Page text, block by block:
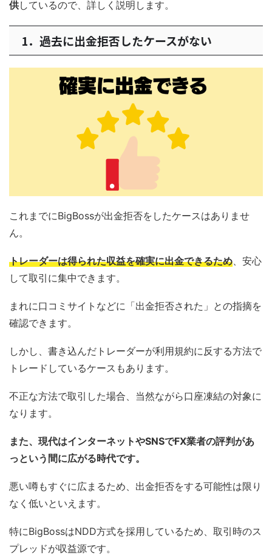
供しているので、詳しく説明します。
1．過去に出金拒否したケースがない
これまでにBigBossが出金拒否をしたケースはありませ
ん。
トレーダーは得られた収益を確実に出金できるため 、安心
して取引に集中できます。
まれに口コミサイトなどに「出金拒否された」との指摘を
確認できます。
しかし、書き込んだトレーダーが利用規約に反する方法で
トレードしているケースもあります。
不正な方法で取引した場合、当然ながら口座凍結の対象に
なります。
また、現代はインターネットやSNSでFX業者の評判があ
っという間に広がる時代です。
悪い噂もすぐに広まるため、出金拒否をする可能性は限り
なく低いといえます。
特にBigBossはNDD方式を採用しているため、取引時のス
プレッドが収益源です。